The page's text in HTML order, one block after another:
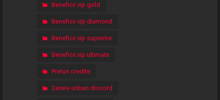
Beneficii vip gold
Beneficii vip diamond
Beneficii vip supreme
Beneficii vip ultimate
Preturi credite
Cerere unban discord